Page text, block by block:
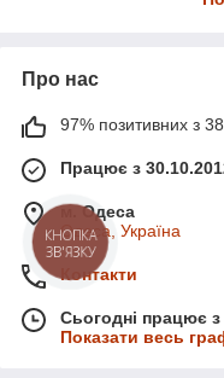
Hydro для дуже сухої та
Подарунковий набор
Зволожувальний крем
рук Skincair by Allpresan
Hydro 100 мл + 35 мл
Подарунковий набір
піна для сухої шкіри стоп
Allpresan Diabetic
Intensive+Repair із
сечовиною, 125 мл + 35
Про нас
97% позитивних з 38
Працює з
м. Одеса
Одеса, Україна
Контакти
Сьогодні працює
Показати весь
КНОПКА
ЗВ'ЯЗКУ